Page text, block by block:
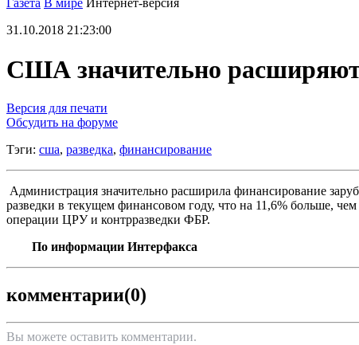
Газета В мире Интернет-версия
31.10.2018 21:23:00
США значительно расширяют
Версия для печати
Обсудить на форуме
Тэги: сша, разведка, финансирование
Администрация значительно расширила финансирование
разведки в текущем финансовом году, что на 11,6% больше,
операции ЦРУ и контрразведки ФБР.
По информации Интерфакса
комментарии(0)
Вы можете оставить комментарии.